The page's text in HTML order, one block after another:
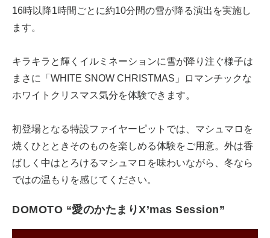
16時以降1時間ごとに約10分間の雪が降る演出を実施し
ます。
キラキラと輝くイルミネーションに雪が降り注ぐ様子は
まさに「WHITE SNOW CHRISTMAS」ロマンチックな
ホワイトクリスマス気分を体験できます。
初登場となる特設ファイヤーピットでは、マシュマロを
焼くひとときそのものを楽しめる体験をご用意。外は香
ばしく中はとろけるマシュマロを味わいながら、冬なら
ではの温もりを感じてください。
DOMOTO “愛のかたまりX’mas Session”